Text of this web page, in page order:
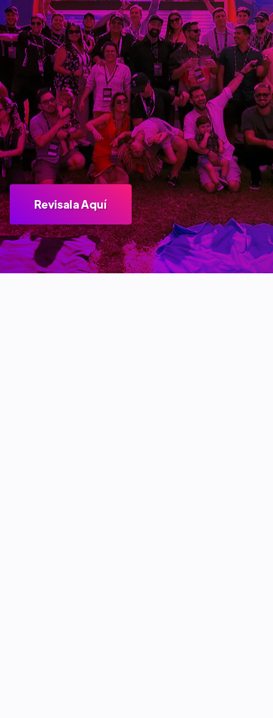
Revisala Aquí